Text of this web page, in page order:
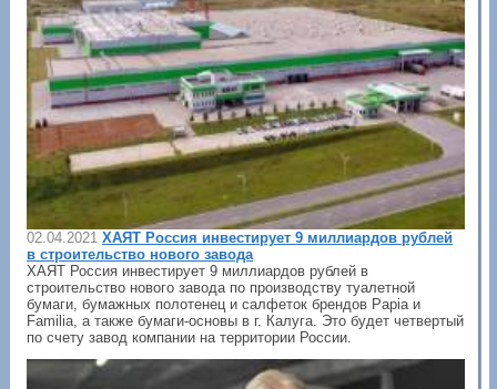
02.04.2021 ХАЯТ Россия инвестирует 9 миллиардов рублей
в строительство нового завода
ХАЯТ Россия инвестирует 9 миллиардов рублей в
строительство нового завода по производству туалетной
бумаги, бумажных полотенец и салфеток брендов Papia и
Familia, а также бумаги-основы в г. Калуга. Это будет четвертый
по счету завод компании на территории России.